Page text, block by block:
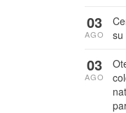
su
03
AGO
03
AGO